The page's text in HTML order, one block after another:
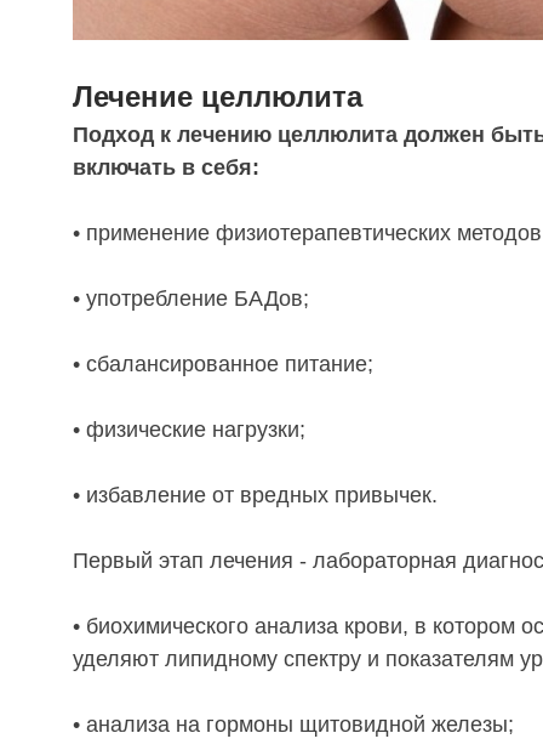
Лечение целлюлита
Подход к лечению целлюлита должен
включать в себя:
• применение физиотерапевтических
• употребление БАДов;
• сбалансированное питание;
• физические нагрузки;
• избавление от вредных привычек.
Первый этап лечения - лабораторная
• биохимического анализа крови, в котором
уделяют липидному спектру и показателям
• анализа на гормоны щитовидной железы;